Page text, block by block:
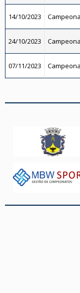
14/10/2023
24/10/2023
07/11/2023